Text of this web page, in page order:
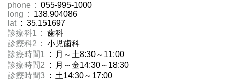
phone : 055-995-1000
long : 138.904086
lat : 35.151697
診療科1 : 歯科
診療科2 : 小児歯科
診療時間1 : 月～土8:30～11:00
診療時間2 : 月～金14:30～18:30
診療時間3 : 土14:30～17:00